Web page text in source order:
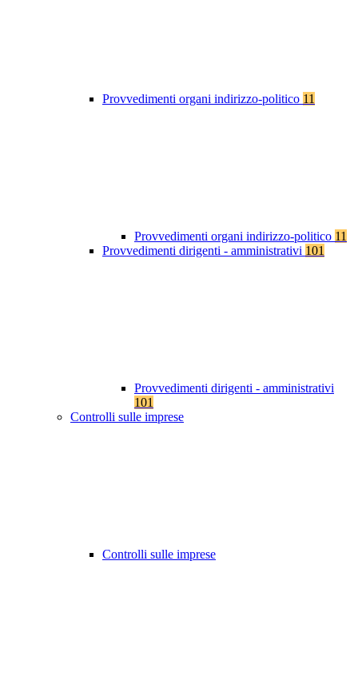
Provvedimenti organi indirizzo-politico 11
Provvedimenti organi indirizzo-politico 11
Provvedimenti dirigenti - amministrativi 101
Provvedimenti dirigenti - amministrativi
101
Controlli sulle imprese
Controlli sulle imprese